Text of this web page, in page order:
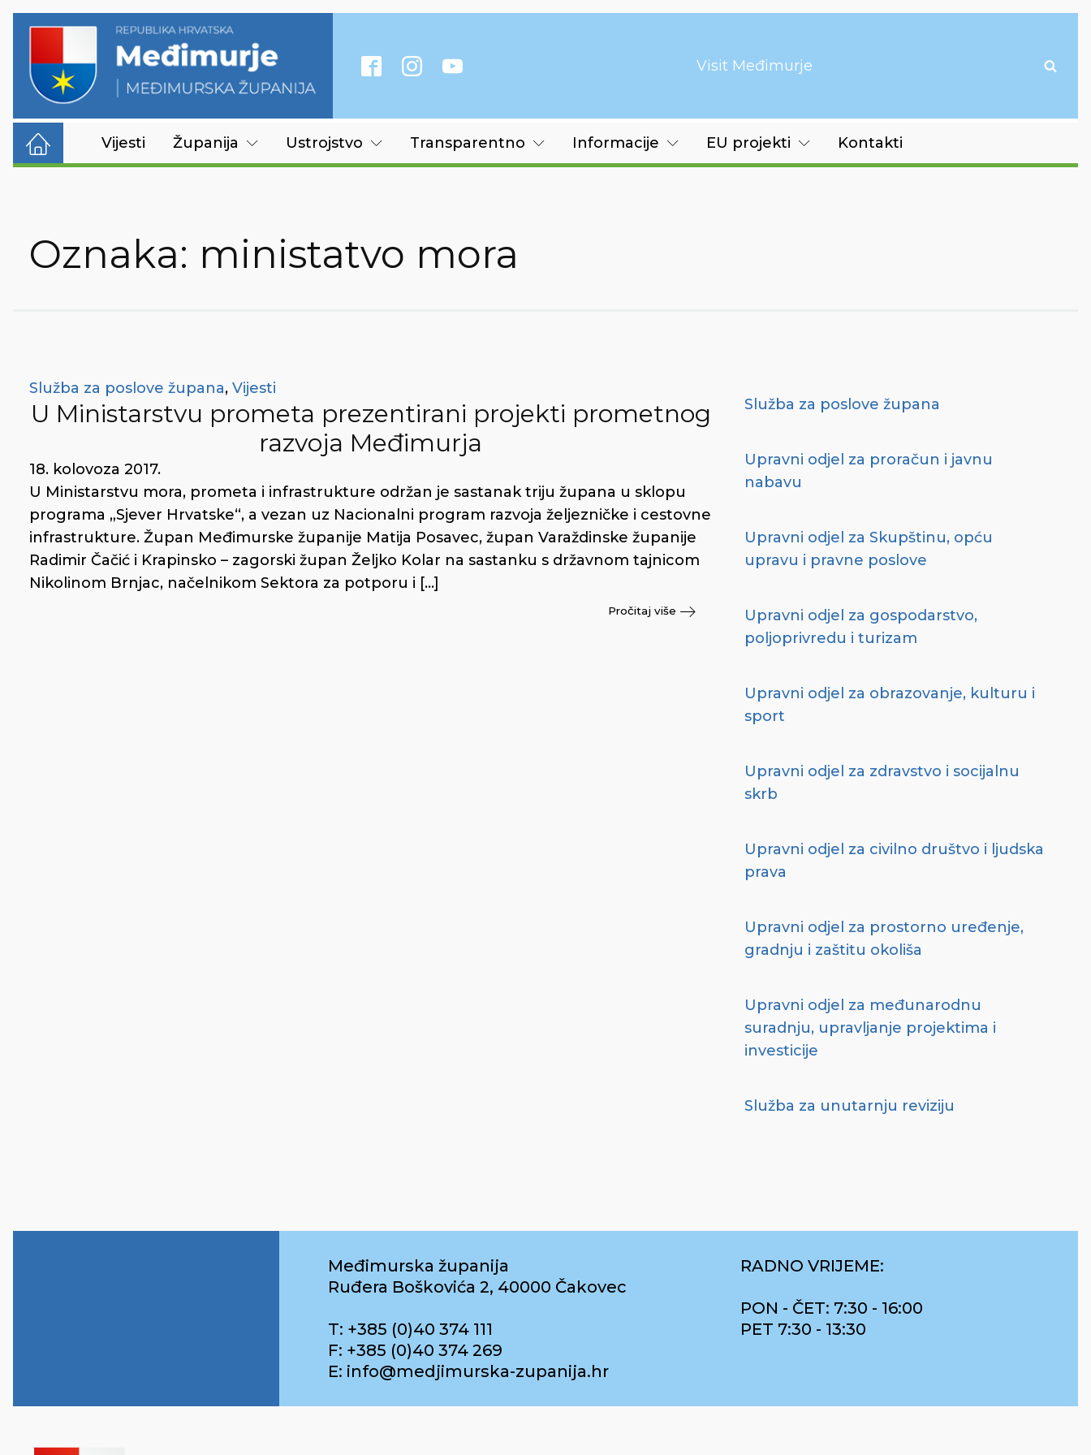
Visit Međimurje
Vijesti Županija Ustrojstvo Transparentno Informacije EU projekti Kontakti
Oznaka: ministatvo mora
Služba za poslove župana, Vijesti
U Ministarstvu prometa prezentirani projekti prometnog
razvoja Međimurja
18. kolovoza 2017.
U Ministarstvu mora, prometa i infrastrukture održan je sastanak triju župana u sklopu
programa „Sjever Hrvatske“, a vezan uz Nacionalni program razvoja željezničke i cestovne
infrastrukture. Župan Međimurske županije Matija Posavec, župan Varaždinske županije
Radimir Čačić i Krapinsko – zagorski župan Željko Kolar na sastanku s državnom tajnicom
Nikolinom Brnjac, načelnikom Sektora za potporu i […]
Pročitaj više
Služba za poslove župana
Upravni odjel za proračun i javnu
nabavu
Upravni odjel za Skupštinu, opću
upravu i pravne poslove
Upravni odjel za gospodarstvo,
poljoprivredu i turizam
Upravni odjel za obrazovanje, kulturu i
sport
Upravni odjel za zdravstvo i socijalnu
skrb
Upravni odjel za civilno društvo i ljudska
prava
Upravni odjel za prostorno uređenje,
gradnju i zaštitu okoliša
Upravni odjel za međunarodnu
suradnju, upravljanje projektima i
investicije
Služba za unutarnju reviziju
Međimurska županija
Ruđera Boškovića 2, 40000 Čakovec
T: +385 (0)40 374 111
F: +385 (0)40 374 269
E: info@medjimurska-zupanija.hr
RADNO VRIJEME:
PON - ČET: 7:30 - 16:00
PET 7:30 - 13:30